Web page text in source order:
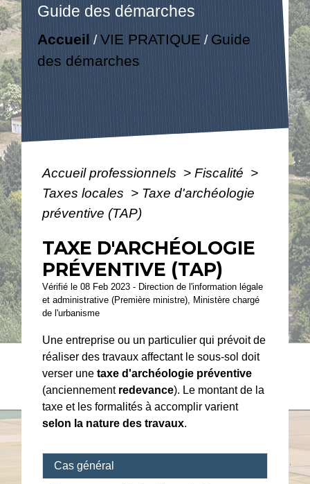
Guide des démarches
Accueil /VIE PRATIQUE / Guide
des démarches
Accueil professionnels > Fiscalité >
Taxes locales > Taxe d'archéologie
préventive (TAP)
TAXE D'ARCHÉOLOGIE
PRÉVENTIVE (TAP)
Vérifié le 08 Feb 2023 - Direction de l'information légale
et administrative (Première ministre), Ministère chargé
de l'urbanisme
Une entreprise ou un particulier qui prévoit de
réaliser des travaux affectant le sous-sol doit
verser unetaxe d'archéologie préventive
(anciennement redevance). Le montant de la
taxe et les formalités à accomplir varient
selon la nature des travaux.
Cas général